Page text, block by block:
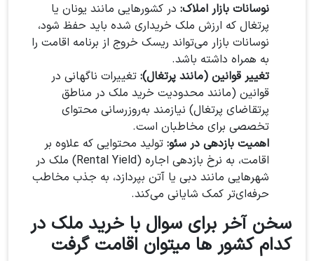
نوسانات بازار املاک: در کشورهایی مانند یونان یا
پرتغال که ارزش ملک خریداری شده باید حفظ شود،
نوسانات بازار می‌تواند ریسک خروج از برنامه اقامت را
به همراه داشته باشد.
تغییر قوانین (مانند پرتغال): تغییرات ناگهانی در
قوانین (مانند محدودیت خرید ملک در مناطق
پرتقاضای پرتغال) نیازمند به‌روزرسانی محتوای
تخصصی برای مخاطبان است.
اهمیت بازدهی در سئو: تولید محتوایی که علاوه بر
اقامت، به نرخ بازدهی اجاره (Rental Yield) ملک در
شهرهایی مانند دبی یا آتن بپردازد، به جذب مخاطب
حرفه‌ای‌تر کمک شایانی می‌کند.
سخن آخر برای سوال با خرید ملک در
کدام کشور ها میتوان اقامت گرفت